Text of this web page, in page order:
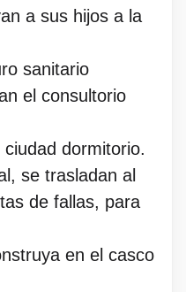
a sus hijos a la
sanitario
el consultorio
dormitorio.
se trasladan al
de fallas, para
en el casco